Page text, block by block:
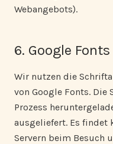
Webangebots).
6. Google
Wir nutzen die
von Google Fonts.
Prozess
ausgeliefert. Es findet
Servern beim Besuch